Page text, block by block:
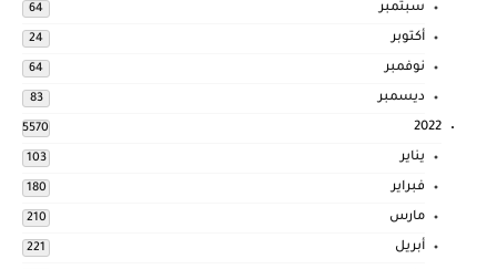
سبتمبر 64
أكتوبر 24
نوفمبر 64
ديسمبر 83
2022
5570
يناير 103
فبراير 180
مارس 210
أبريل 221